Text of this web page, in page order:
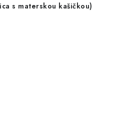
s materskou kašičkou)